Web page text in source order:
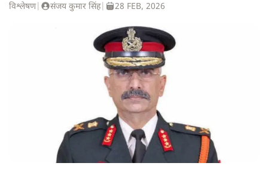
विश्लेषण| संजय कुमार सिंह| 28 FEB, 2026